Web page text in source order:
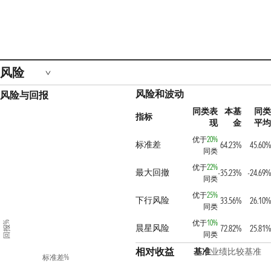
风险
风险与回报
标准差%
回报%
风险和波动
指标
同类表
现
本基
金
同类
平均
标准差
优于20%
同类
64.23% 45.60%
最大回撤 优于22%
同类
-35.23% -24.69%
下行风险 优于25%
同类
33.56% 26.10%
晨星风险 优于10%
同类
72.82% 25.81%
相对收益 基准业绩比较基准